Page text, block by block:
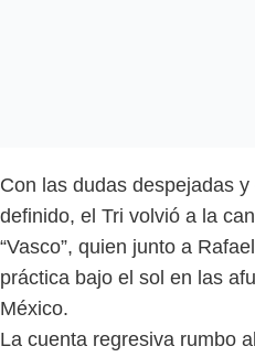
Con las dudas despejadas
definido, el Tri volvió a la
“Vasco”, quien junto a
práctica bajo el sol en las
México.
La cuenta regresiva rumbo